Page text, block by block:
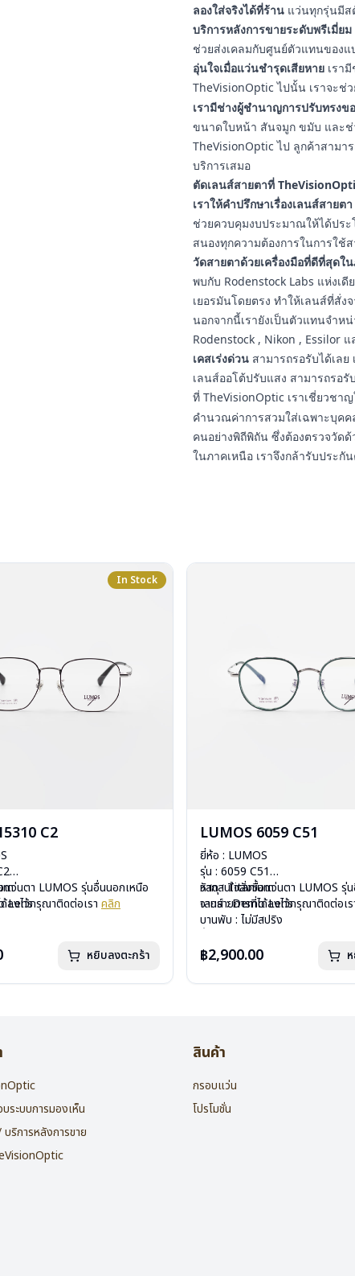
ลองใส่จริงได้ที่ร้าน แว่นทุกรุ่นมีส
บริการหลังการขายระดับพรีเมี่ยม
ช่วยส่งเคลมกับศูนย์ตัวแทนของ
อุ่นใจเมื่อแว่นชำรุดเสียหาย เรา
TheVisionOptic ไปนั้น เราจะช่
เรามีช่างผู้ชำนาญการปรับทรงข
ขนาดใบหน้า สันจมูก ขมับ และช่
TheVisionOptic ไป ลูกค้าสามา
บริการเสมอ
ตัดเลนส์สายตาที่
เราให้คำปรึกษาเรื่องเลนส์สายตา
ช่วยควบคุมงบประมาณให้ได้ปร
สนองทุกความต้องการในการใช้
วัดสายตาด้วยเครื่องมือที่ดีที่สุดใ
พบกับ Rodenstock Labs แห่งเ
เยอรมันโดยตรง ทำให้เลนส์ที่สั่ง
นอกจากนี้เรายังเป็นตัวแทนจำห
Rodenstock , Nikon , Essilor แ
เคสเร่งด่วน สามารถรอรับได้เล
เลนส์ออโต้ปรับแสง สามารถรอ
ที่ TheVisionOptic เราเชี่ยวชา
คำนวณค่าการสวมใส่เฉพาะบุค
คนอย่างพิถีพิถัน ซึ่งต้องตรวจวัด
ในภาคเหนือ เราจึงกล้ารับประ
In Stock
C2
Lens
แว่น , ผ้าเช็ดแว่น
แว่นตา LUMOS รุ่นอื่นนอกเหนือ
ลงไว้กรุณาติดต่อเรา คลิก
หยิบลงตะกร้า
LUMOS 6059 C51
ยี่ห้อ : LUMOS
รุ่น : 6059 C51
วัสดุ : Titanium
เลนส์ : Demo Lens
บานพับ : ไม่มีสปริง
อุปกรณ์ : กล่องแว่น , ผ้าเช็ดแว่น
หากสนใจสั่งชื้อแว่นตา LUMOS รุ่
จากรายการที่ได้ลงไว้กรุณาติดต่อเร
฿2,900.00
ระบบการมองเห็น
ริการหลังการขาย
สินค้า
กรอบแว่น
โปรโมชั่น